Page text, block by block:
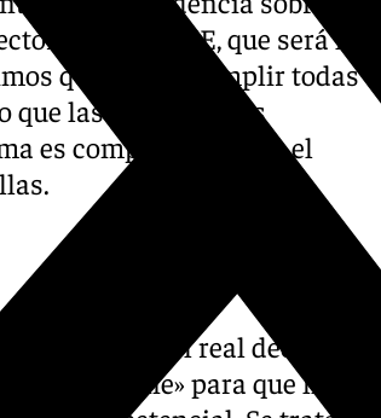
de la CRUE, que será la
que deben cumplir todas
que las regulaciones
es complejo» porque el
el espíritu del real decreto de
mantiene» para que haya